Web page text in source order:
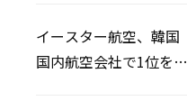
イースター航空、韓国
国内航空会社で1位を記